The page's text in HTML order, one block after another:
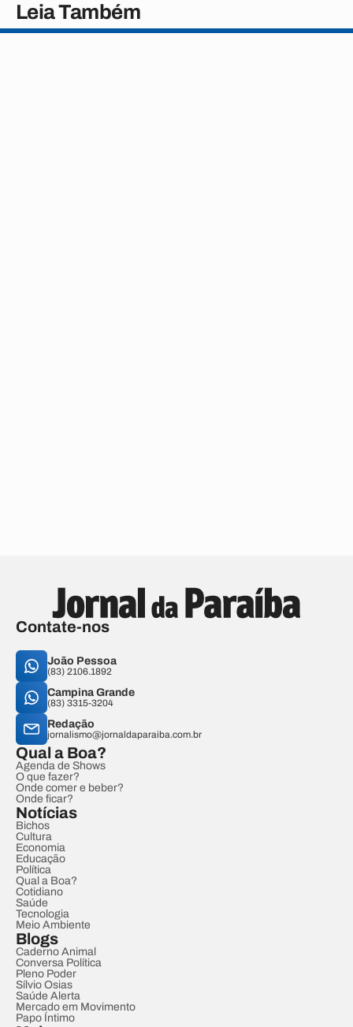
Leia Também
Contate-nos
João Pessoa
(83) 2106.1892
Campina Grande
(83) 3315-3204
Redação
jornalismo@jornaldaparaiba.com.br
Qual a Boa?
Agenda de Shows
O que fazer?
Onde comer e beber?
Onde ficar?
Notícias
Bichos
Cultura
Economia
Educação
Política
Qual a Boa?
Cotidiano
Saúde
Tecnologia
Meio Ambiente
Blogs
Caderno Animal
Conversa Política
Pleno Poder
Sílvio Osias
Saúde Alerta
Mercado em Movimento
Papo Íntimo